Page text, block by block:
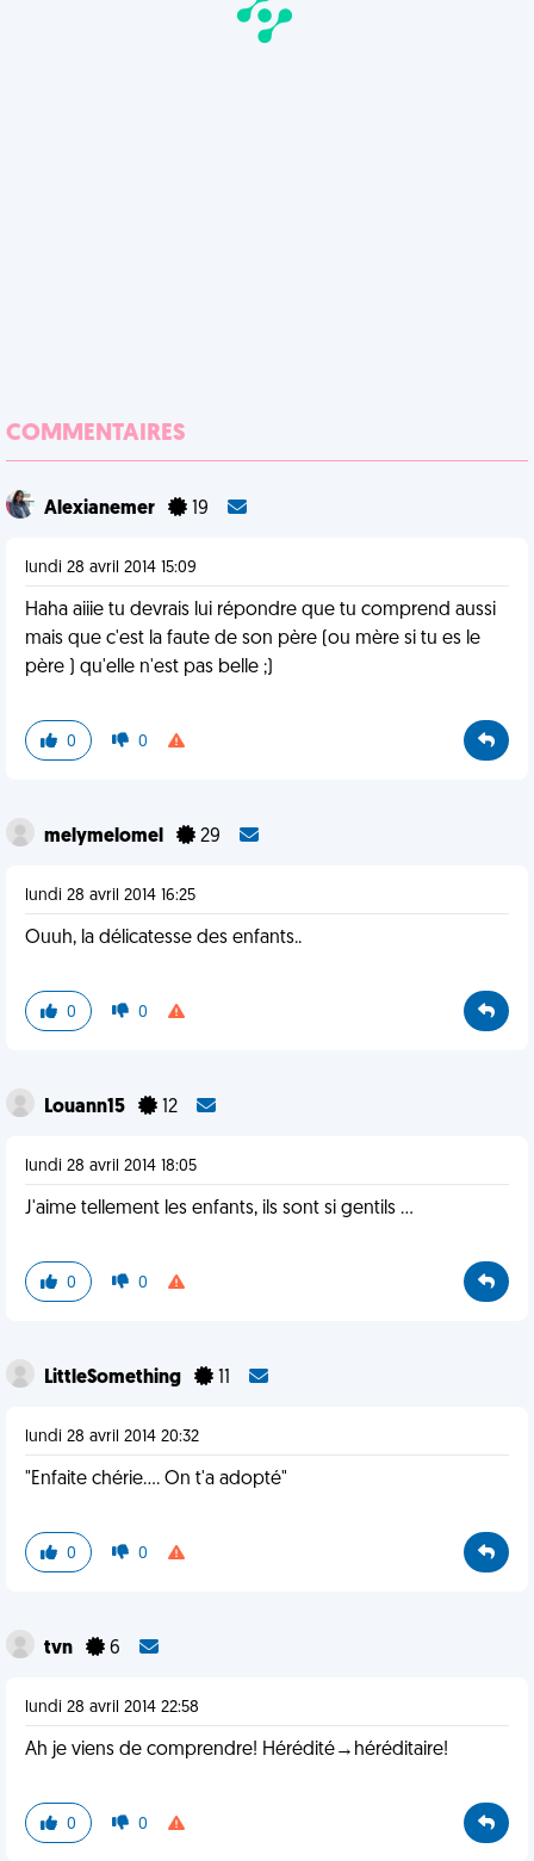
COMMENTAIRES
Alexianemer 19
lundi 28 avril 2014 15:09
Haha aiiie tu devrais lui répondre que tu comprend aussi
mais que c'est la faute de son père (ou mère si tu es le
père ) qu'elle n'est pas belle ;)
0 0
melymelomel 29
lundi 28 avril 2014 16:25
Ouuh, la délicatesse des enfants..
0 0
Louann15 12
lundi 28 avril 2014 18:05
J'aime tellement les enfants, ils sont si gentils ...
0 0
LittleSomething
lundi 28 avril 2014 20:32
"Enfaite chérie.... On t'a adopté"
0 0
tvn 6
lundi 28 avril 2014 22:58
Ah je viens de comprendre! Hérédité→héréditaire!
0 0